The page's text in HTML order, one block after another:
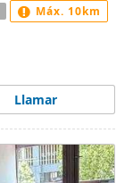
Llamar
Máx. 10km